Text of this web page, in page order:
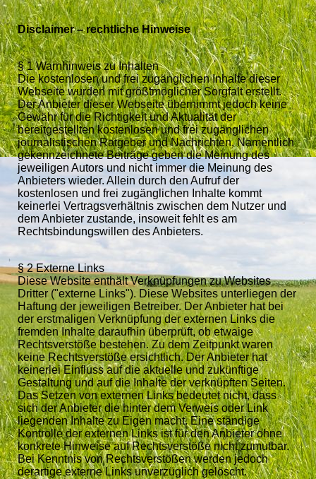
Disclaimer – rechtliche Hinweise
§ 1 Warnhinweis zu Inhalten
Die kostenlosen und frei zugänglichen Inhalte dieser
Webseite wurden mit größtmöglicher Sorgfalt erstellt.
Der Anbieter dieser Webseite übernimmt jedoch keine
Gewähr für die Richtigkeit und Aktualität der
bereitgestellten kostenlosen und frei zugänglichen
journalistischen Ratgeber und Nachrichten. Namentlich
gekennzeichnete Beiträge geben die Meinung des
jeweiligen Autors und nicht immer die Meinung des
Anbieters wieder. Allein durch den Aufruf der
kostenlosen und frei zugänglichen Inhalte kommt
keinerlei Vertragsverhältnis zwischen dem Nutzer und
dem Anbieter zustande, insoweit fehlt es am
Rechtsbindungswillen des Anbieters.
§ 2 Externe Links
Diese Website enthält Verknüpfungen zu Websites
Dritter ("externe Links"). Diese Websites unterliegen der
Haftung der jeweiligen Betreiber. Der Anbieter hat bei
der erstmaligen Verknüpfung der externen Links die
fremden Inhalte daraufhin überprüft, ob etwaige
Rechtsverstöße bestehen. Zu dem Zeitpunkt waren
keine Rechtsverstöße ersichtlich. Der Anbieter hat
keinerlei Einfluss auf die aktuelle und zukünftige
Gestaltung und auf die Inhalte der verknüpften Seiten.
Das Setzen von externen Links bedeutet nicht, dass
sich der Anbieter die hinter dem Verweis oder Link
liegenden Inhalte zu Eigen macht. Eine ständige
Kontrolle der externen Links ist für den Anbieter ohne
konkrete Hinweise auf Rechtsverstöße nicht zumutbar.
Bei Kenntnis von Rechtsverstößen werden jedoch
derartige externe Links unverzüglich gelöscht.